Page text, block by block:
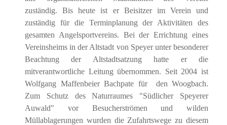
zuständig. Bis heute ist er Beisitzer im Verein und
zuständig für die Terminplanung der Aktivitäten des
gesamten Angelsportvereins. Bei der Errichtung eines
Vereinsheims in der Altstadt von Speyer unter besonderer
Beachtung der Altstadtsatzung hatte er die
mitverantwortliche Leitung übernommen. Seit 2004 ist
Wolfgang Maffenbeier Bachpate für den Woogbach.
Zum Schutz des Naturraumes "Südlicher Speyerer
Auwald" vor Besucherströmen und wilden
Müllablagerungen wurden die Zufahrtswege zu diesem